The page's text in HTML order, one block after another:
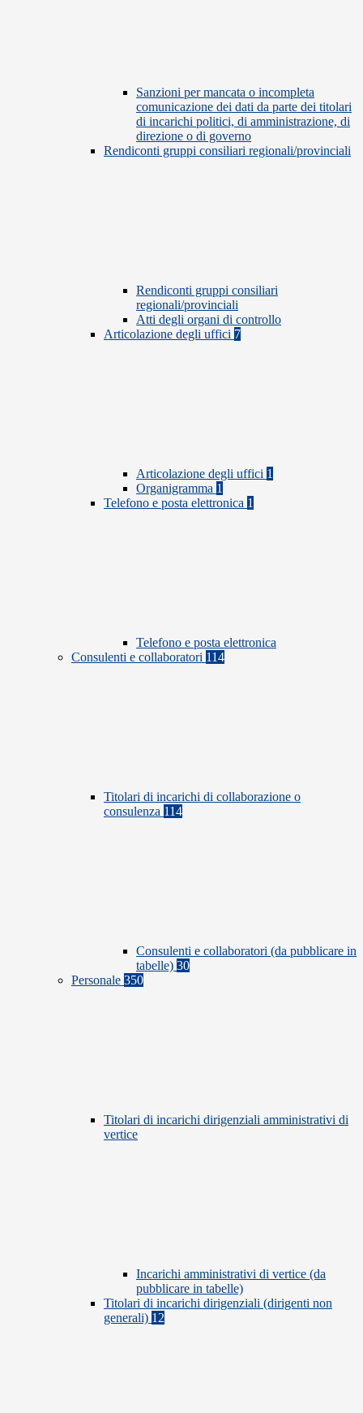
Sanzioni per mancata o incompleta
comunicazione dei dati da parte dei titolari
di incarichi politici, di amministrazione, di
direzione o di governo
Rendiconti gruppi consiliari regionali/provinciali
Rendiconti gruppi consiliari
regionali/provinciali
Atti degli organi di controllo
Articolazione degli uffici 7
Articolazione degli uffici 1
Organigramma 1
Telefono e posta elettronica 1
Telefono e posta elettronica
Consulenti e collaboratori 114
Titolari di incarichi di collaborazione o
consulenza 114
Consulenti e collaboratori (da pubblicare in
tabelle) 30
Personale 350
Titolari di incarichi dirigenziali amministrativi di
vertice
Incarichi amministrativi di vertice (da
pubblicare in tabelle)
Titolari di incarichi dirigenziali (dirigenti non
generali) 12